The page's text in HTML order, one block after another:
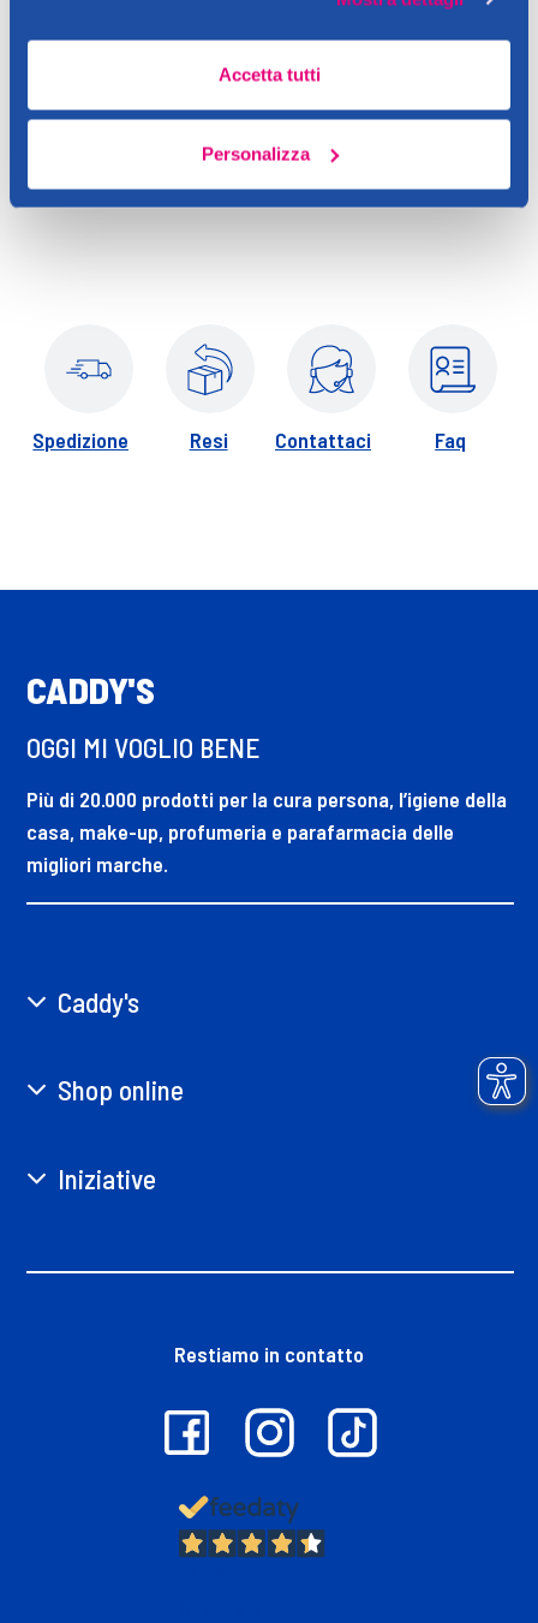
Accetta tutti
Personalizza
Verifica disp. in negozio
Help
Verifica disp. in negozio
Spedizione Resi Contattaci Faq
CADDY'S
OGGI MI VOGLIO BENE
Più di 20.000 prodotti per la cura persona, l’igiene della
casa, make-up, profumeria e parafarmacia delle
migliori marche.
Caddy's
Shop online
Iniziative
Restiamo in contatto